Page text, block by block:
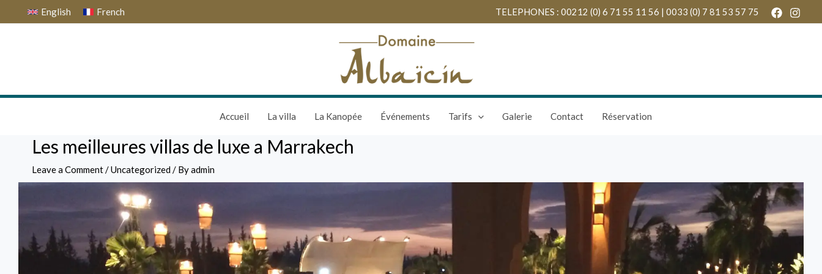
to
English French TELEPHONES : 00212 (0) 6 71 55 11 56 | 0033 (0) 7 81 53 57 75
Accueil La villa La Kanopée Événements Tarifs Galerie Contact Réservation
Les meilleures villas de luxe a Marrakech
Leave a Comment/Uncategorized/ Byadmin
Post
navigation